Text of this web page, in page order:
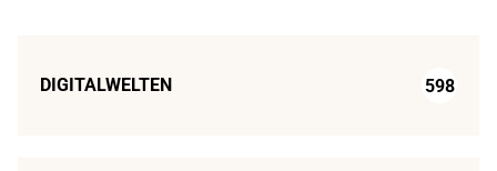
DIGITALWELTEN 598